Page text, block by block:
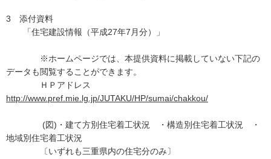
3 添付資料
「住宅建設情報（平成27年7月分）」
※ホームページでは、本提供資料に掲載していない下記の
データも閲覧することができます。
ＨＰアドレス
http://www.pref.mie.lg.jp/JUTAKU/HP/sumai/chakkou/
(図)・建て方別住宅着工状況 ・構造別住宅着工状況 ・
地域別住宅着工状況
〔いずれも三重県内の住宅分のみ〕